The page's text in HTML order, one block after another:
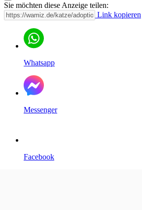
Sie möchten diese Anzeige teilen:
Link kopieren
Whatsapp
Messenger
Facebook